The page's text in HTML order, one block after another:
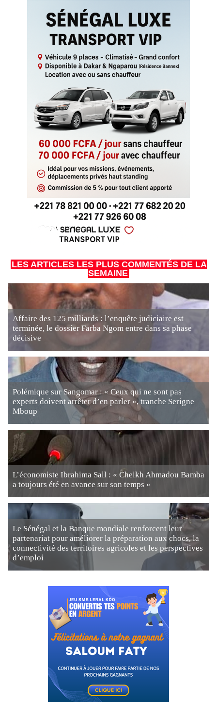
LES ARTICLES LES PLUS COMMENTÉS DE LA
SEMAINE
Affaire des 125 milliards : l’enquête judiciaire est
terminée, le dossier Farba Ngom entre dans sa phase
décisive
Polémique sur Sangomar : « Ceux qui ne sont pas
experts doivent arrêter d’en parler », tranche Serigne
Mboup
L’économiste Ibrahima Sall : « Cheikh Ahmadou Bamba
a toujours été en avance sur son temps »
Le Sénégal et la Banque mondiale renforcent leur
partenariat pour améliorer la préparation aux chocs, la
connectivité des territoires agricoles et les perspectives
d’emploi